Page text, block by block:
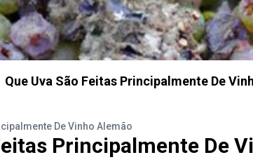
Que Uva São Feitas Principalmente De
De Vinho Alemão
Principalmente De